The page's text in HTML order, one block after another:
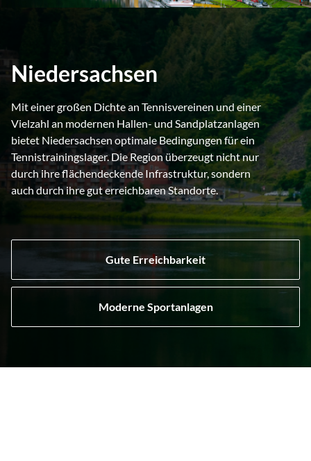
Niedersachsen
Mit einer großen Dichte an Tennisvereinen und einer
Vielzahl an modernen Hallen- und Sandplatzanlagen
bietet Niedersachsen optimale Bedingungen für ein
Tennistrainingslager. Die Region überzeugt nicht nur
durch ihre flächendeckende Infrastruktur, sondern
auch durch ihre gut erreichbaren Standorte.
Gute Erreichbarkeit
Moderne Sportanlagen